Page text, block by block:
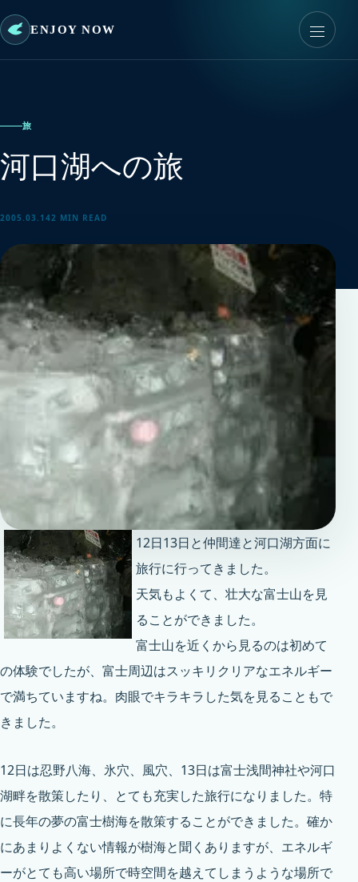
ENJOY NOW
旅
河口湖への旅
2005.03.142 MIN READ
12日13日と仲間達と河口湖方面に
旅行に行ってきました。
天気もよくて、壮大な富士山を見
ることができました。
富士山を近くから見るのは初めて
の体験でしたが、富士周辺はスッキリクリアなエネルギー
で満ちていますね。肉眼でキラキラした気を見ることもで
きました。
12日は忍野八海、氷穴、風穴、13日は富士浅間神社や河口
湖畔を散策したり、とても充実した旅行になりました。特
に長年の夢の富士樹海を散策することができました。確か
にあまりよくない情報が樹海と聞くありますが、エネルギ
ーがとても高い場所で時空間を越えてしまうような場所で